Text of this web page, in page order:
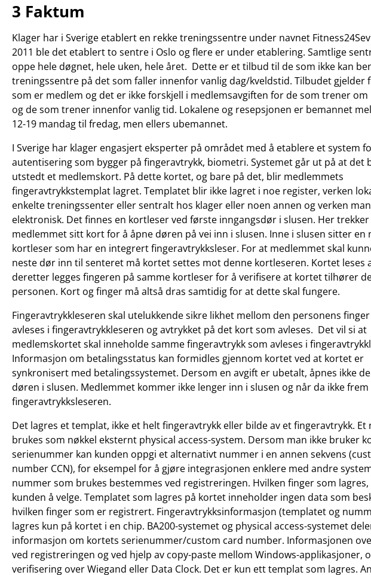
3 Faktum
Klager har i Sverige etablert en rekke treningssentre under navnet
2011 ble det etablert to sentre i Oslo og flere er under etablering. Samtlige
oppe hele døgnet, hele uken, hele året. Dette er et tilbud til de som ikke kan
treningssentre på det som faller innenfor vanlig dag/kveldstid. Tilbudet gjelder
som er medlem og det er ikke forskjell i medlemsavgiften for de som trener
og de som trener innenfor vanlig tid. Lokalene og resepsjonen er bemannet
12-19 mandag til fredag, men ellers ubemannet.
I Sverige har klager engasjert eksperter på området med å etablere et system
autentisering som bygger på fingeravtrykk, biometri. Systemet går ut på at det
utstedt et medlemskort. På dette kortet, og bare på det, blir medlemmets
fingeravtrykkstemplat lagret. Templatet blir ikke lagret i noe register, verken
enkelte treningssenter eller sentralt hos klager eller noen annen og verken
elektronisk. Det finnes en kortleser ved første inngangsdør i slusen. Her trekker
medlemmet sitt kort for å åpne døren på vei inn i slusen. Inne i slusen sitter en
kortleser som har en integrert fingeravtrykksleser. For at medlemmet skal
neste dør inn til senteret må kortet settes mot denne kortleseren. Kortet leses
deretter legges fingeren på samme kortleser for å verifisere at kortet tilhører
personen. Kort og finger må altså dras samtidig for at dette skal fungere.
Fingeravtrykkleseren skal utelukkende sikre likhet mellom den personens
avleses i fingeravtrykkleseren og avtrykket på det kort som avleses. Det vil si at
medlemskortet skal inneholde samme fingeravtrykk som avleses i
Informasjon om betalingsstatus kan formidles gjennom kortet ved at kortet er
synkronisert med betalingssystemet. Dersom en avgift er ubetalt, åpnes ikke
døren i slusen. Medlemmet kommer ikke lenger inn i slusen og når da ikke frem
fingeravtrykksleseren.
Det lagres et templat, ikke et helt fingeravtrykk eller bilde av et fingeravtrykk. Et
brukes som nøkkel eksternt physical access-system. Dersom man ikke bruker
serienummer kan kunden oppgi et alternativt nummer i en annen sekvens
number CCN), for eksempel for å gjøre integrasjonen enklere med andre
nummer som brukes bestemmes ved registreringen. Hvilken finger som
kunden å velge. Templatet som lagres på kortet inneholder ingen data som
hvilken finger som er registrert. Fingeravtrykksinformasjon (templatet og
lagres kun på kortet i en chip. BA200-systemet og physical access-systemet
informasjon om kortets serienummer/custom card number. Informasjonen
ved registreringen og ved hjelp av copy-paste mellom Windows-applikasjoner,
verifisering over Wiegand eller Data Clock. Det er kun ett templat som lagres.